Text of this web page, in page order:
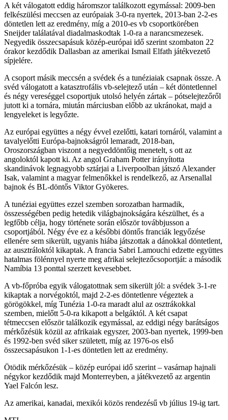
A két válogatott eddig háromszor találkozott egymással: 2009-ben
felkészülési meccsen az európaiak 3-0-ra nyertek, 2013-ban 2-2-es
döntetlen lett az eredmény, míg a 2010-es vb csoportkörében
Sneijder találatával diadalmaskodtak 1-0-ra a narancsmezesek.
Negyedik összecsapásuk közép-európai idő szerint szombaton 22
órakor kezdődik Dallasban az amerikai Ismail Elfath játékvezető
sípjelére.
A csoport másik meccsén a svédek és a tunéziaiak csapnak össze. A
svéd válogatott a katasztrofális vb-selejtező után – két döntetlennel
és négy vereséggel csoportjuk utolsó helyén zártak – pótselejtezőről
jutott ki a tornára, miután márciusban előbb az ukránokat, majd a
lengyeleket is legyőzte.
Az európai együttes a négy évvel ezelőtti, katari tornáról, valamint a
tavalyelőtti Európa-bajnokságról lemaradt, 2018-ban,
Oroszországban viszont a negyeddöntőig menetelt, s ott az
angoloktól kapott ki. Az angol Graham Potter irányította
skandinávok legnagyobb sztárjai a Liverpoolban játszó Alexander
Isak, valamint a magyar felmenőkkel is rendelkező, az Arsenallal
bajnok és BL-döntős Viktor Gyökeres.
A tunéziai együttes ezzel szemben sorozatban harmadik,
összességében pedig hetedik világbajnokságára készülhet, és a
legfőbb célja, hogy története során először továbbjusson a
csoportjából. Négy éve ez a későbbi döntős franciák legyőzése
ellenére sem sikerült, ugyanis hiába játszottak a dánokkal döntetlent,
az ausztráloktól kikaptak. A francia Sabri Lamouchi edzette együttes
hatalmas fölénnyel nyerte meg afrikai selejtezőcsoportját: a második
Namíbia 13 ponttal szerzett kevesebbet.
A vb-főpróba egyik válogatottnak sem sikerült jól: a svédek 3-1-re
kikaptak a norvégoktól, majd 2-2-es döntetlenre végeztek a
görögökkel, míg Tunézia 1-0-ra maradt alul az osztrákokkal
szemben, mielőtt 5-0-ra kikapott a belgáktól. A két csapat
tétmeccsen először találkozik egymással, az eddigi négy barátságos
mérkőzésük közül az afrikaiak egyszer, 2003-ban nyertek, 1999-ben
és 1992-ben svéd siker született, míg az 1976-os első
összecsapásukon 1-1-es döntetlen lett az eredmény.
Ötödik mérkőzésük – közép európai idő szerint – vasárnap hajnali
négykor kezdődik majd Monterreyben, a játékvezető az argentin
Yael Falcón lesz.
Az amerikai, kanadai, mexikói közös rendezésű vb július 19-ig tart.